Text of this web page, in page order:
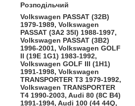
Розподільчий
Volkswagen PASSAT (32B)
1979-1989, Volkswagen
PASSAT (3A2 35I) 1988-1997,
Volkswagen PASSAT (3B2)
1996-2001, Volkswagen GOLF
II (19E 1G1) 1983-1992,
Volkswagen GOLF III (1H1)
1991-1998, Volkswagen
TRANSPORTER T3 1979-1992,
Volkswagen TRANSPORTER
T4 1990-2003, Audi 80 (8C B4)
1991-1994, Audi 100 (44 44Q,